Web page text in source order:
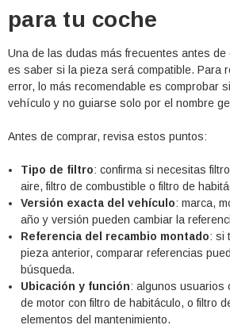
para tu coche
Una de las dudas más frecuentes antes de
es saber si la pieza será compatible. Para
error, lo más recomendable es comprobar
vehículo y no guiarse solo por el nombre
Antes de comprar, revisa estos puntos:
Tipo de filtro: confirma si necesitas
aire, filtro de combustible o filtro de
Versión exacta del vehículo: marca,
año y versión pueden cambiar la
Referencia del recambio montado: si
pieza anterior, comparar referencias
búsqueda.
Ubicación y función: algunos usuarios
de motor con filtro de habitáculo, o filtro
elementos del mantenimiento.